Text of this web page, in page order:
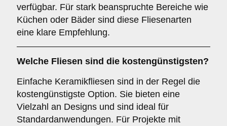
verfügbar. Für stark beanspruchte Bereiche wie
Küchen oder Bäder sind diese Fliesenarten
eine klare Empfehlung.
Welche Fliesen sind die kostengünstigsten?
Einfache Keramikfliesen sind in der Regel die
kostengünstigste Option. Sie bieten eine
Vielzahl an Designs und sind ideal für
Standardanwendungen. Für Projekte mit